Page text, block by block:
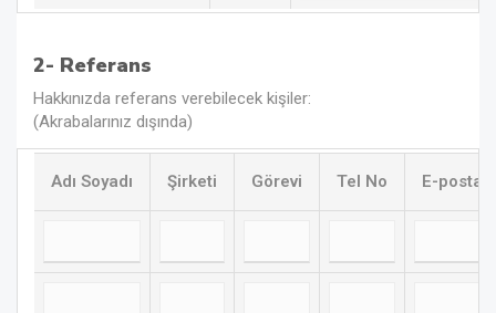
2- Referans
Hakkınızda referans verebilecek kişiler:
(Akrabalarınız dışında)
Adı Soyadı Şirketi Görevi Tel No E-posta